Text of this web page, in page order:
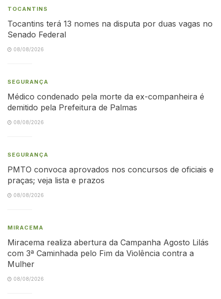
TOCANTINS
Tocantins terá 13 nomes na disputa por duas vagas no
Senado Federal
08/08/2026
SEGURANÇA
Médico condenado pela morte da ex-companheira é
demitido pela Prefeitura de Palmas
08/08/2026
SEGURANÇA
PMTO convoca aprovados nos concursos de oficiais e
praças; veja lista e prazos
08/08/2026
MIRACEMA
Miracema realiza abertura da Campanha Agosto Lilás
com 3ª Caminhada pelo Fim da Violência contra a
Mulher
08/08/2026